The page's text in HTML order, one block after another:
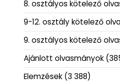
8. osztályos kötelező
9-12. osztály kötelező
9. osztályos kötelező
Ajánlott olvasmányok
Elemzések (3 388)